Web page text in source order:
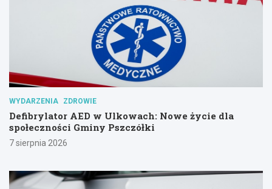
WYDARZENIA ZDROWIE
Defibrylator AED w Ulkowach: Nowe życie dla
społeczności Gminy Pszczółki
7 sierpnia 2026